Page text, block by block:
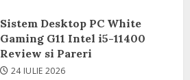
Sistem Desktop PC White
Gaming G11 Intel i5-11400
Review si Pareri
24 IULIE 2026